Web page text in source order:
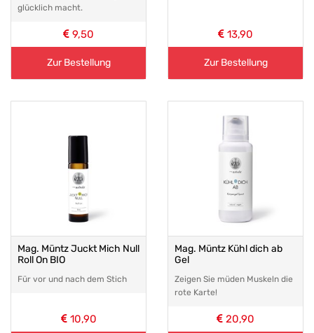
glücklich macht.
9,50
Zur Bestellung
13,90
Zur Bestellung
Mag. Müntz Juckt Mich Null
Roll On BIO
Für vor und nach dem Stich
10,90
Mag. Müntz Kühl dich ab
Gel
Zeigen Sie müden Muskeln die
rote Karte!
20,90